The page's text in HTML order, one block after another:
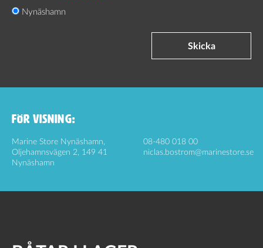
Nynäshamn
Skicka
FÖR VISNING:
Marine Store Nynäshamn,
Oljehamnsvägen 2, 149 41
Nynäshamn
08-480 018 00
niclas.bostrom@marinestore.se